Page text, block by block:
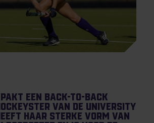
een back-to-back
van de University
haar sterke vorm van